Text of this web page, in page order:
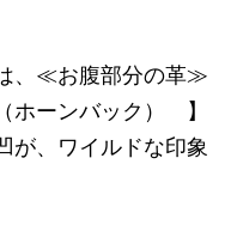
、≪お腹部分の革≫
ホーンバック） 】
が、ワイルドな印象